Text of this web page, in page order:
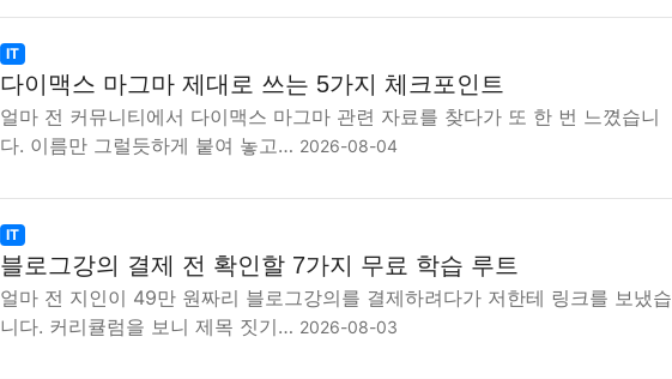
IT
다이맥스 마그마 제대로 쓰는 5가지 체크포인트
얼마 전 커뮤니티에서 다이맥스 마그마 관련 자료를 찾다가 또 한 번 느꼈습니
다. 이름만 그럴듯하게 붙여 놓고… 2026-08-04
IT
블로그강의 결제 전 확인할 7가지 무료 학습 루트
얼마 전 지인이 49만 원짜리 블로그강의를 결제하려다가 저한테 링크를 보냈습
니다. 커리큘럼을 보니 제목 짓기… 2026-08-03